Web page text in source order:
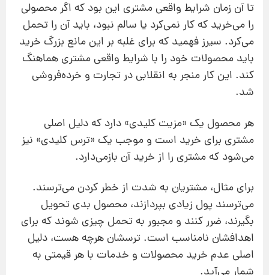
تا آن زمان شرایط واقعی مشتری این بود که اگر محصولی
را می‌خرید که کار نمی‌کرد یا سالم نبود، باید آن را تحمل
می‌کرد. سیرز فهمید که برای غلبه بر این مانع بزرگ خرید
باید محصولات خود را با شرایط واقعی مشتری هماهنگ
کند. این کار منجر به انقلابی در تجارت و خرده‌فروشی
شد.
هر محصول یک «مزیت کلیدی» دارد که دلیل اصلی
مشتری برای خرید است و موجب یک «ترس کلیدی» نیز
می‌شود که مشتری را از خرید آن بازمی‌دارد.
برای مثال، مشتریان به شدت از خطر کردن می‌ترسند.
می‌ترسند پول زیادی بپردازند، محصول بدی تحویل
بگیرند،‌ ضرر کنند و مجبور به تحمل چیزی شوند که برای
اهدافشان نامناسب است. ترسشان هرچه هست، دلیل
اصلی عدم خرید محصولات و خدمات با هر قیمتی به